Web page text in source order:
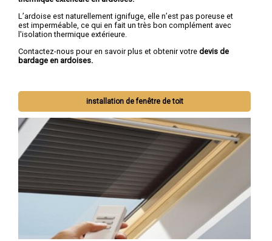
L’ardoise est naturellement ignifuge, elle n’est pas poreuse et
est imperméable, ce qui en fait un très bon complément avec
l'isolation thermique extérieure.
Contactez-nous pour en savoir plus et obtenir votre devis de
bardage en ardoises.
installation de fenêtre de toit